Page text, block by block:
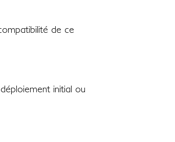
de ce
initial ou